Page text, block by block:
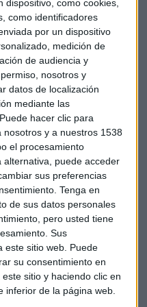
como cookies,
como identificadores
por un dispositivo
medición de
de audiencia y
nosotros y
datos de localización
mediante las
hacer clic para
y a nuestros 1538
el procesamiento
alternativa, puede acceder
sus preferencias
Tenga en
de sus datos personales
pero usted tiene
Sus
este sitio web. Puede
su consentimiento en
sitio y haciendo clic en
inferior de la página web.
de la región:"Cataluña
los problemas
al 14% de los
cerca de un 12% de su
Matilde Asían
acto en la relación entre la
catalán. Mientras
presentaba caídas en
y del2.3% en
que lallegada de
años ha crecido en
embargo, el secretario
ante la recuperación
en la estabilidad